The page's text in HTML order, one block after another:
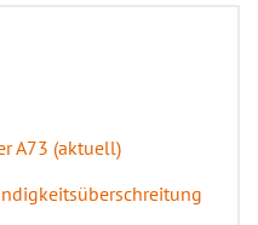
A73 (aktuell)